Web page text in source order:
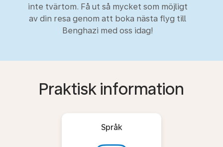
inte tvärtom. Få ut så mycket som möjligt
av din resa genom att boka nästa flyg till
Benghazi med oss idag!
Praktisk information
Språk